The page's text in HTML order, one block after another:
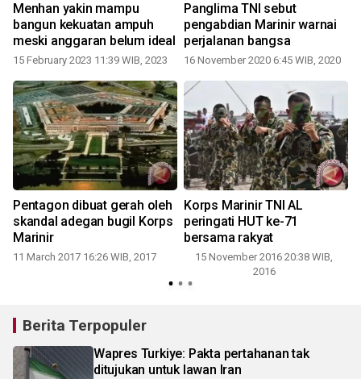
Menhan yakin mampu
bangun kekuatan ampuh
meski anggaran belum ideal
15 February 2023 11:39 WIB, 2023
Panglima TNI sebut
pengabdian Marinir warnai
perjalanan bangsa
16 November 2020 6:45 WIB, 2020
Pentagon dibuat gerah oleh
skandal adegan bugil Korps
Marinir
11 March 2017 16:26 WIB, 2017
Korps Marinir TNI AL
peringati HUT ke-71
bersama rakyat
15 November 2016 20:38 WIB,
2016
Berita Terpopuler
Wapres Turkiye: Pakta pertahanan tak
ditujukan untuk lawan Iran